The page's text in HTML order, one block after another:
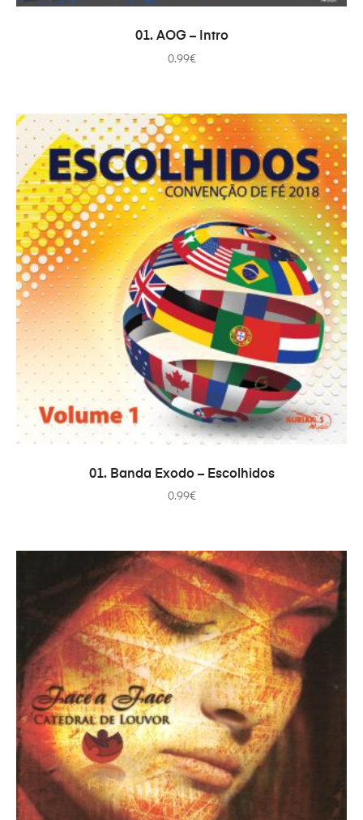
ADD TO CART
01. AOG – Intro
0.99€
ADD TO CART
01. Banda Exodo – Escolhidos
0.99€